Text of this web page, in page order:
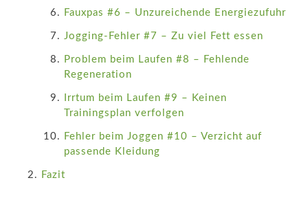
Fauxpas #6 – Unzureichende Energiezufuhr
Jogging-Fehler #7 – Zu viel Fett essen
Problem beim Laufen #8 – Fehlende
Regeneration
Irrtum beim Laufen #9 – Keinen
Trainingsplan verfolgen
Fehler beim Joggen #10 – Verzicht auf
passende Kleidung
Fazit